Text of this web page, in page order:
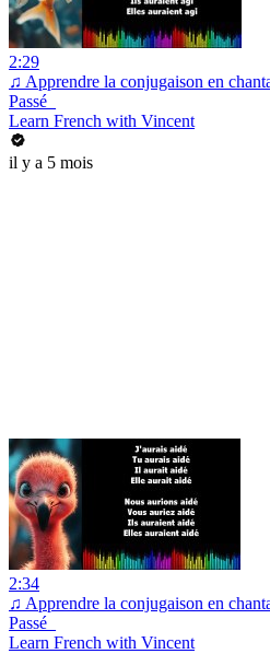
2:29
♫ Apprendre la conjugaison en
Passé_
Learn French with Vincent
il y a 5 mois
2:34
♫ Apprendre la conjugaison en
Passé_
Learn French with Vincent